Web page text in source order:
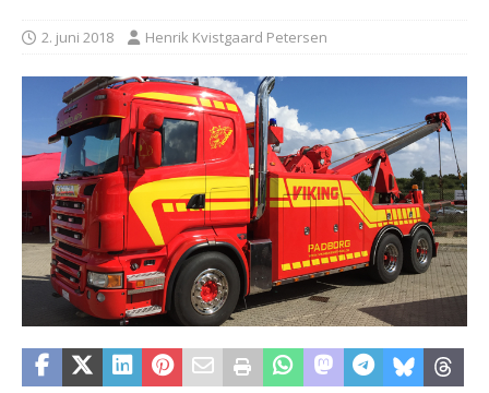
2. juni 2018 Henrik Kvistgaard Petersen